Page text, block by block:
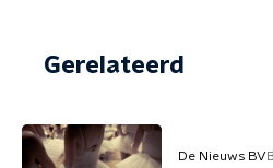
Gerelateerd
De Nieuws BV